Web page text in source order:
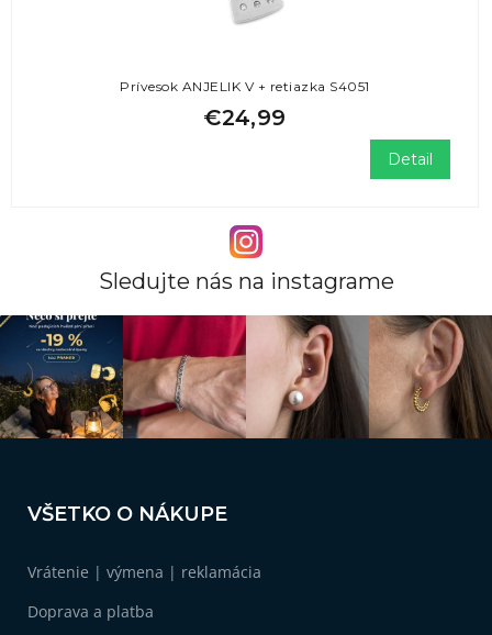
Prívesok ANJELIK V + retiazka S4051
€24,99
Detail
Sledujte nás na instagrame
VŠETKO O NÁKUPE
Vrátenie | výmena | reklamácia
Doprava a platba